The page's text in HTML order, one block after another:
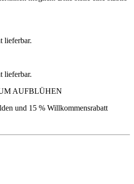
lieferbar.
lieferbar.
AUFBLÜHEN
und 15 % Willkommensrabatt